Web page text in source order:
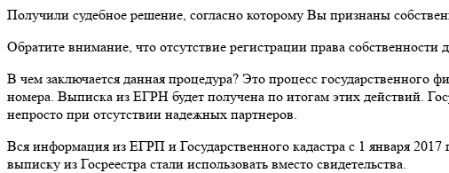
Получили судебное решение, согласно которому Вы признаны
Обратите внимание, что отсутствие регистрации права
В чем заключается данная процедура? Это процесс государственного
номера. Выписка из ЕГРН будет получена по итогам этих действий.
непросто при отсутствии надежных партнеров.
Вся информация из ЕГРП и Государственного кадастра с 1 января
выписку из Госреестра стали использовать вместо свидетельства.